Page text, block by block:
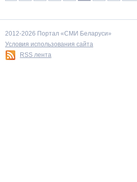
2012-2026 Портал «СМИ Беларуси»
Условия использования сайта
RSS лента